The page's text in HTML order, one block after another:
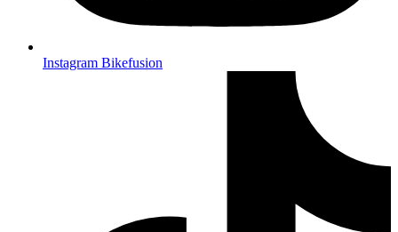
Instagram Bikefusion